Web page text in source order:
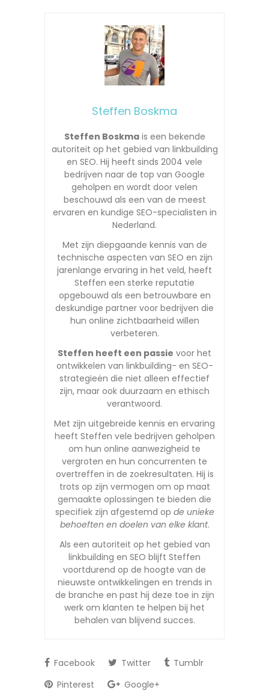
Steffen Boskma
Steffen Boskmais een bekende
autoriteit op het gebied van linkbuilding
en SEO. Hij heeft sinds 2004 vele
bedrijven naar de top van Google
geholpen en wordt door velen
beschouwd als een van de meest
ervaren en kundige SEO-specialisten in
Nederland.
Met zijn diepgaande kennis van de
technische aspecten van SEO en zijn
jarenlange ervaring in het veld, heeft
Steffen een sterke reputatie
opgebouwd als een betrouwbare en
deskundige partner voor bedrijven die
hun online zichtbaarheid willen
verbeteren.
Steffen heeft een passie voor het
ontwikkelen van linkbuilding- en SEO-
strategieën die niet alleen effectief
zijn, maar ook duurzaam en ethisch
verantwoord.
Met zijn uitgebreide kennis en ervaring
heeft Steffen vele bedrijven geholpen
om hun online aanwezigheid te
vergroten en hun concurrenten te
overtreffen in de zoekresultaten. Hij is
trots op zijn vermogen om op maat
gemaakte oplossingen te bieden die
specifiek zijn afgestemd op de unieke
behoeften en doelen van elke klant.
Als een autoriteit op het gebied van
linkbuilding en SEO blijft Steffen
voortdurend op de hoogte van de
nieuwste ontwikkelingen en trends in
de branche en past hij deze toe in zijn
werk om klanten te helpen bij het
behalen van blijvend succes.
Facebook Twitter
Tumblr
Pinterest
Google+